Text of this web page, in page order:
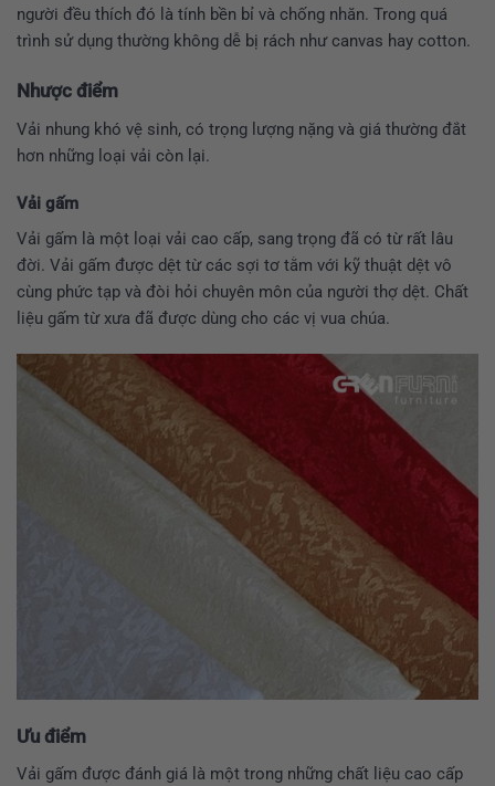
người đều thích đó là tính bền bỉ và chống nhăn. Trong quá
trình sử dụng thường không dễ bị rách như canvas hay cotton.
Nhược điểm
Vải nhung khó vệ sinh, có trọng lượng nặng và giá thường đắt
hơn những loại vải còn lại.
Vải gấm
Vải gấm là một loại vải cao cấp, sang trọng đã có từ rất lâu
đời. Vải gấm được dệt từ các sợi tơ tằm với kỹ thuật dệt vô
cùng phức tạp và đòi hỏi chuyên môn của người thợ dệt. Chất
liệu gấm từ xưa đã được dùng cho các vị vua chúa.
Ưu điểm
Vải gấm được đánh giá là một trong những chất liệu cao cấp